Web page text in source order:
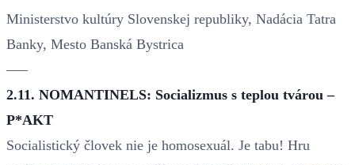
Ministerstvo kultúry Slovenskej republiky, Nadácia Tatra
Banky, Mesto Banská Bystrica
–––
2.11. NOMANTINELS: Socializmus s teplou tvárou –
P*AKT
Socialistický človek nie je homosexuál. Je tabu! Hru